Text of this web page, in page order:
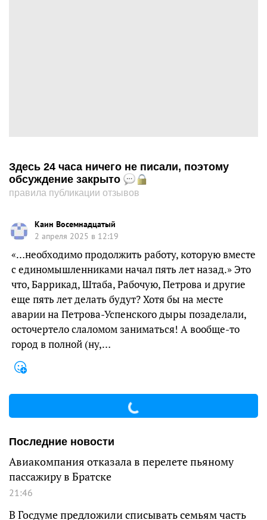
Здесь 24 часа ничего не писали, поэтому
обсуждение закрыто
правила публикации отзывов
Каин Восемнадцатый
2 апреля 2025 в 12:19
«…необходимо продолжить работу, которую вместе
с единомышленниками начал пять лет назад.» Это
что, Баррикад, Штаба, Рабочую, Петрова и другие
еще пять лет делать будут? Хотя бы на месте
аварии на Петрова-Успенского дыры позаделали,
осточертело слаломом заниматься! А вообще-то
город в полной (ну,…
Последние новости
Авиакомпания отказала в перелете пьяному
пассажиру в Братске
21:46
В Госдуме предложили списывать семьям часть